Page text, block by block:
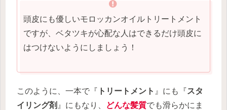
頭皮にも優しいモロッカンオイルトリートメント
ですが、ベタツキが心配な人はできるだけ頭皮に
はつけないようにしましょう！
このように、一本で『 トリートメント 』にも『スタ
イリング剤 』にもなり、 どんな髪質でも滑らかにま